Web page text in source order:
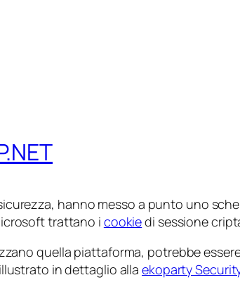
hanno messo a punto uno
trattano i cookiedi sessione
quella piattaforma, potrebbe
in dettaglio allaekoparty